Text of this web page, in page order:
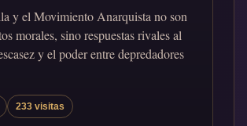
y el Movimiento Anarquista no son
morales, sino respuestas rivales al
y el poder entre depredadores
233 visitas